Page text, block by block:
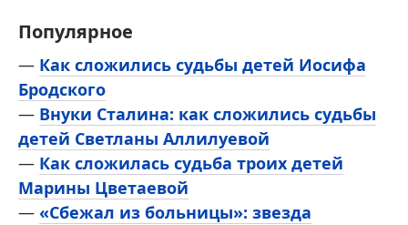
Популярное
— Как сложились судьбы детей Иосифа
Бродского
— Внуки Сталина: как сложились судьбы
детей Светланы Аллилуевой
— Как сложилась судьба троих детей
Марины Цветаевой
— «Сбежал из больницы»: звезда